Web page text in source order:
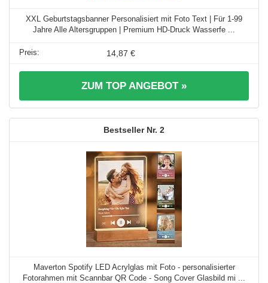
XXL Geburtstagsbanner Personalisiert mit Foto Text | Für 1-99
Jahre Alle Altersgruppen | Premium HD-Druck Wasserfe ...
14,87 €
ZUM TOP ANGEBOT »
2
Maverton Spotify LED Acrylglas mit Foto - personalisierter
Fotorahmen mit Scannbar QR Code - Song Cover Glasbild mi ...